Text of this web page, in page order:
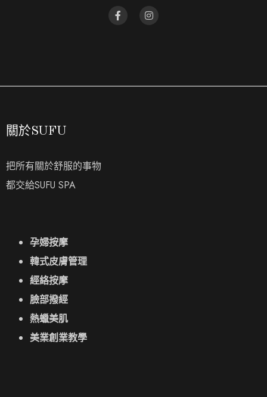
關於SUFU
把所有關於舒服的事物
都交給SUFU SPA
孕婦按摩
韓式皮膚管理
經絡按摩
臉部撥經
熱蠟美肌
美業創業教學